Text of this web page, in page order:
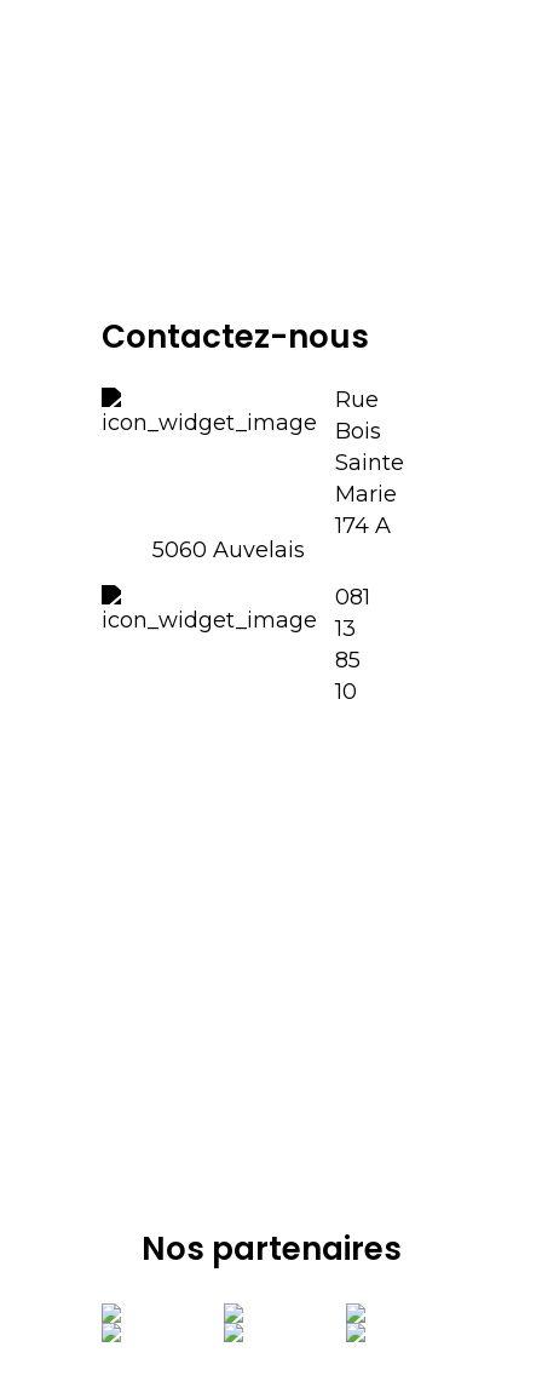
Contactez-nous
Rue
Bois
Sainte
Marie
174 A
5060 Auvelais
081
13
85
10
Nos partenaires